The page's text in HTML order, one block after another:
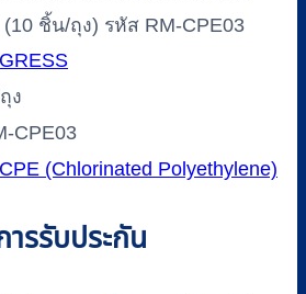
(10 ชิ้น/ถุง) รหัส RM-CPE03
ง
CPE03
(Chlorinated Polyethylene)
ารรับประกัน